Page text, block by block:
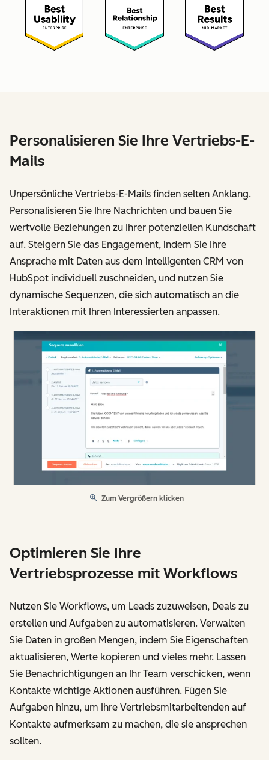
Personalisieren Sie Ihre Vertriebs-E-
Mails
Unpersönliche Vertriebs-E-Mails finden selten Anklang.
Personalisieren Sie Ihre Nachrichten und bauen Sie
wertvolle Beziehungen zu Ihrer potenziellen Kundschaft
auf. Steigern Sie das Engagement, indem Sie Ihre
Ansprache mit Daten aus dem intelligenten CRM von
HubSpot individuell zuschneiden, und nutzen Sie
dynamische Sequenzen, die sich automatisch an die
Interaktionen mit Ihren Interessierten anpassen.
Zum Vergrößern klicken
Optimieren Sie Ihre
Vertriebsprozesse mit Workflows
Nutzen Sie Workflows, um Leads zuzuweisen, Deals zu
erstellen und Aufgaben zu automatisieren. Verwalten
Sie Daten in großen Mengen, indem Sie Eigenschaften
aktualisieren, Werte kopieren und vieles mehr. Lassen
Sie Benachrichtigungen an Ihr Team verschicken, wenn
Kontakte wichtige Aktionen ausführen. Fügen Sie
Aufgaben hinzu, um Ihre Vertriebsmitarbeitenden auf
Kontakte aufmerksam zu machen, die sie ansprechen
sollten.